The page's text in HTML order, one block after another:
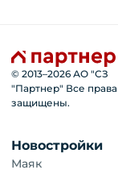
© 2013–2026 АО "СЗ
"Партнер" Все права
защищены.
Новостройки
Маяк